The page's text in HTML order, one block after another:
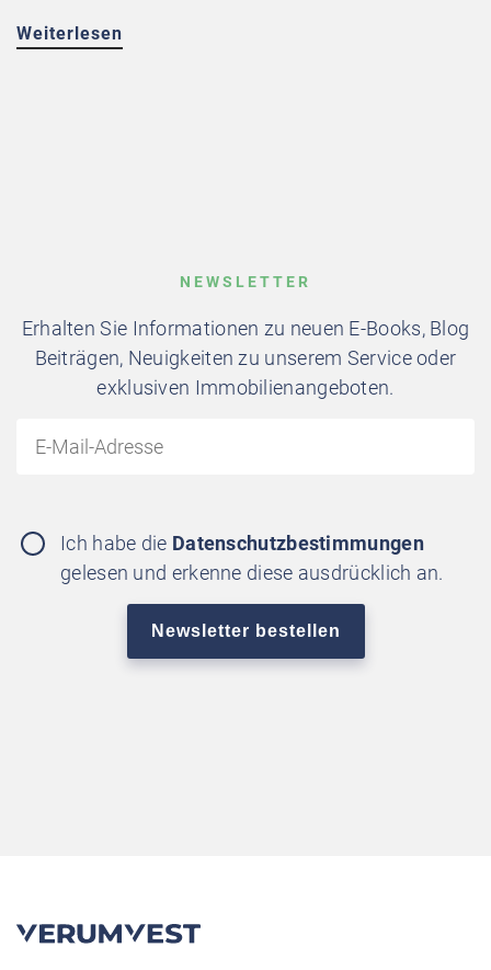
Weiterlesen
NEWSLETTER
Erhalten Sie Informationen zu neuen E-Books, Blog
Beiträgen, Neuigkeiten zu unserem Service oder
exklusiven Immobilienangeboten.
Ich habe die Datenschutzbestimmungen
gelesen und erkenne diese ausdrücklich an.